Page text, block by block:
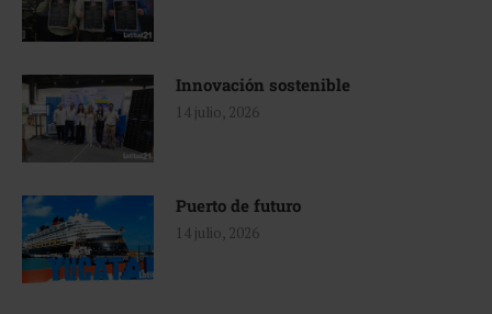
Innovación sostenible
14 julio, 2026
Puerto de futuro
14 julio, 2026